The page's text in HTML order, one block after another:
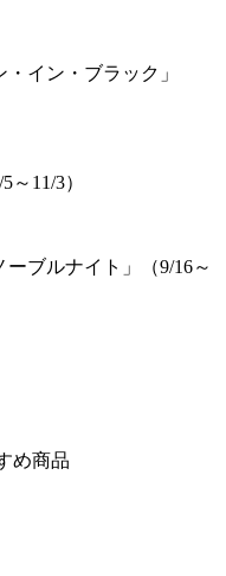
イン・ブラック」
11/3）
ブルナイト」（9/16～
め商品